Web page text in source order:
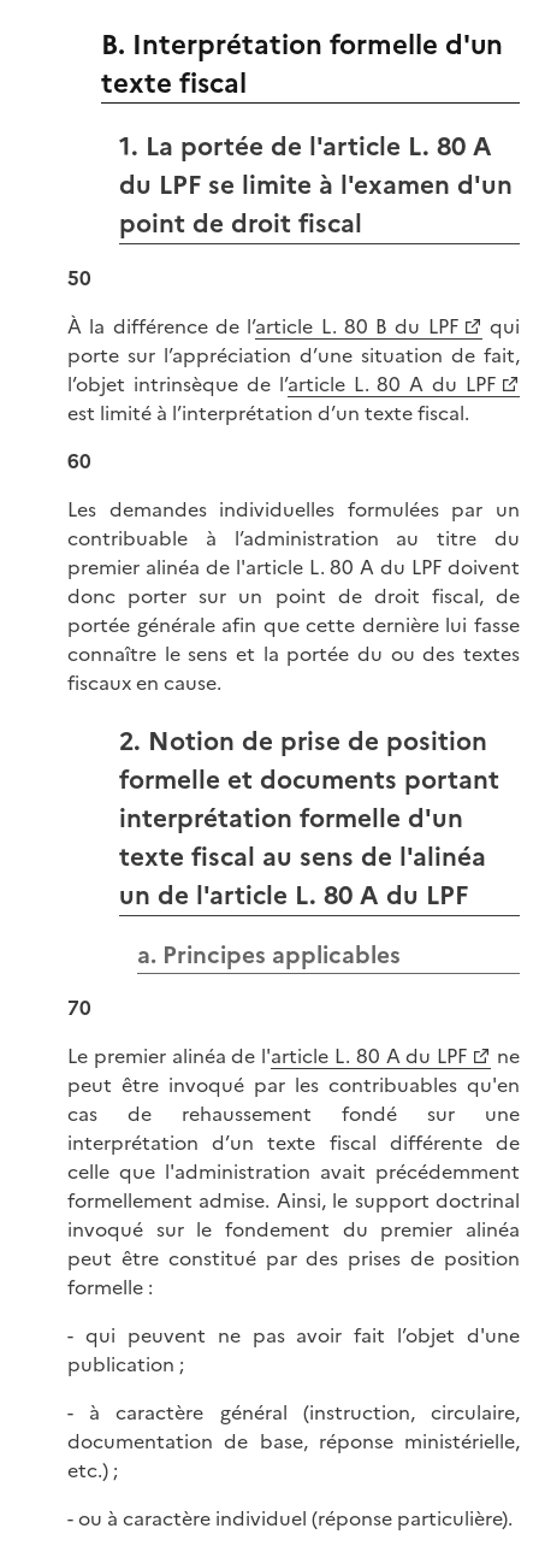
B. Interprétation formelle d'un
texte fiscal
1. La portée de l'article L. 80 A
du LPF se limite à l'examen d'un
point de droit fiscal
50
À la différence de l’article L. 80 B du LPF
qui
porte sur l’appréciation d’une situation de fait,
l’objet intrinsèque de l’article L. 80 A du LPF
est limité à l’interprétation d’un texte fiscal.
60
Les demandes individuelles formulées par un
contribuable à l’administration au titre du
premier alinéa de l'article L. 80 A du LPF doivent
donc porter sur un point de droit fiscal, de
portée générale afin que cette dernière lui fasse
connaître le sens et la portée du ou des textes
fiscaux en cause.
2. Notion de prise de position
formelle et documents portant
interprétation formelle d'un
texte fiscal au sens de l'alinéa
un de l'article L. 80 A du LPF
a. Principes applicables
70
Le premier alinéa de l'article L. 80 A du LPF
ne
peut être invoqué par les contribuables qu'en
cas de rehaussement fondé sur une
interprétation d’un texte fiscal différente de
celle que l'administration avait précédemment
formellement admise. Ainsi, le support doctrinal
invoqué sur le fondement du premier alinéa
peut être constitué par des prises de position
formelle :
- qui peuvent ne pas avoir fait l’objet d'une
publication ;
- à caractère général (instruction, circulaire,
documentation de base, réponse ministérielle,
etc.) ;
- ou à caractère individuel (réponse particulière).